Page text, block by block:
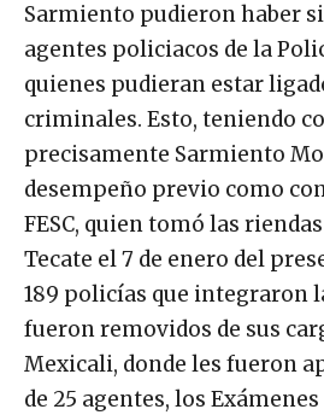
Sarmiento pudieron haber
agentes policiacos de la
quienes pudieran estar
criminales. Esto, teniendo
precisamente Sarmiento
desempeño previo como
FESC, quien tomó las
Tecate el 7 de enero del
189 policías que integraron
fueron removidos de sus
Mexicali, donde les fueron
de 25 agentes, los